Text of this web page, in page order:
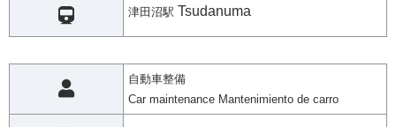
津田沼駅 Tsudanuma
自動車整備
Car maintenance Mantenimiento de carro